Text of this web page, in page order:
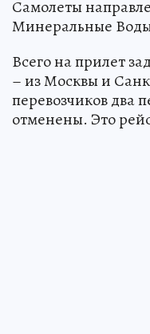
Самолеты
Минеральные
Всего на прилет
– из Москвы и
перевозчиков два
отменены. Это